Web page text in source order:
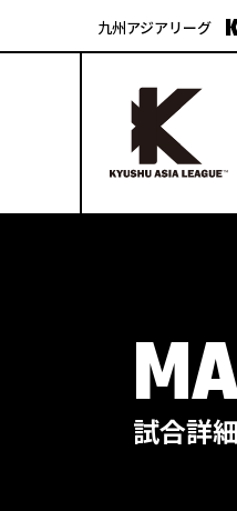
九州アジアリーグ
試合詳細